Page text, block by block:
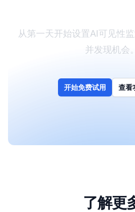
从第一天开始设置AI可见性
并发现机会。
开始免费试用 查看
了解更